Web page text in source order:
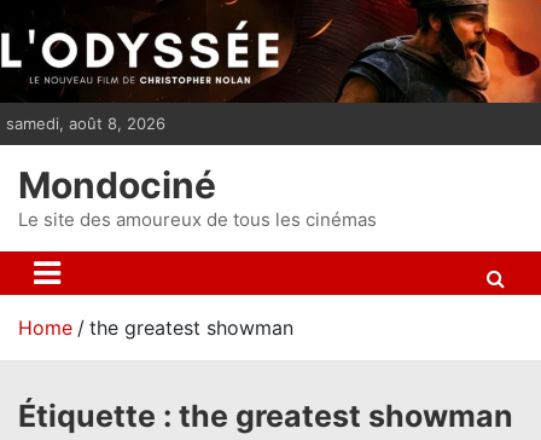
i
p
n
t
samedi, août 8, 2026
Mondociné
Le site des amoureux de tous les cinémas
Home the greatest showman
Étiquette : the greatest showman